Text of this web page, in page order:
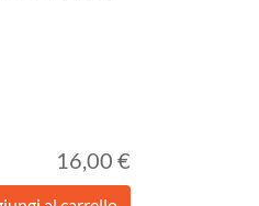
16,00 €